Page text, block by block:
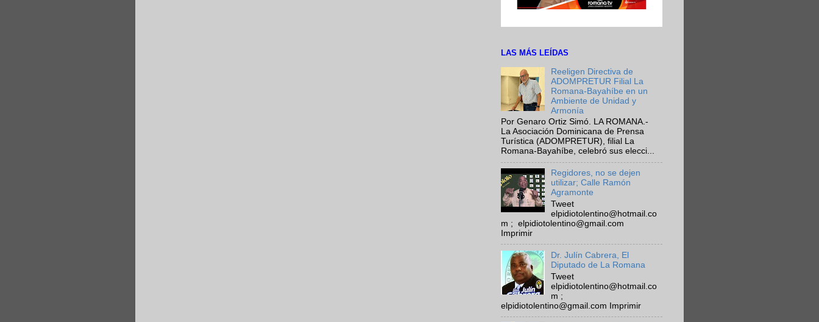
LAS MÁS LEÍDAS
Reeligen Directiva de
ADOMPRETUR Filial La
Romana-Bayahíbe en un
Ambiente de Unidad y
Armonía
Por Genaro Ortiz Simó. LA ROMANA.-
La Asociación Dominicana de Prensa
Turística (ADOMPRETUR), filial La
Romana-Bayahíbe, celebró sus elecci...
Regidores, no se dejen
utilizar; Calle Ramón
Agramonte
Tweet
elpidiotolentino@hotmail.co
m ; elpidiotolentino@gmail.com
Imprimir
Dr. Julín Cabrera, El
Diputado de La Romana
Tweet
elpidiotolentino@hotmail.co
m ;
elpidiotolentino@gmail.com Imprimir